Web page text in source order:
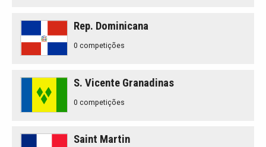
Rep. Dominicana
0 competições
S. Vicente Granadinas
0 competições
Saint Martin